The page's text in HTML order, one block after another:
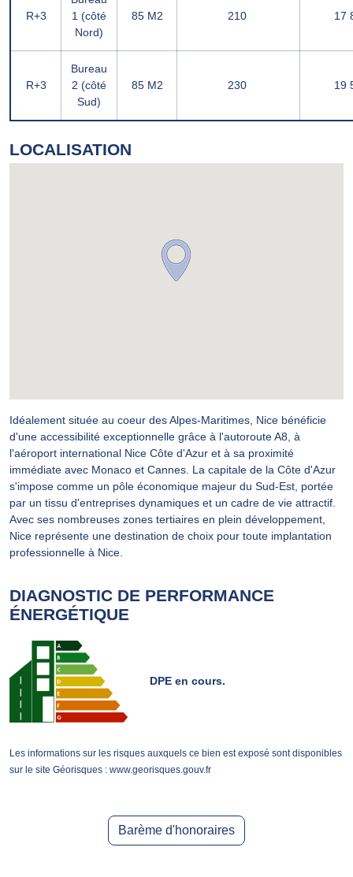
R+3
1 (côté
Nord)
85 M2 210  17
R+3
Bureau
2 (côté
Sud)
85 M2 230  19
LOCALISATION
Idéalement située au coeur des Alpes-Maritimes, Nice bénéficie
d'une accessibilité exceptionnelle grâce à l'autoroute A8, à
l'aéroport international Nice Côte d'Azur et à sa proximité
immédiate avec Monaco et Cannes. La capitale de la Côte d'Azur
s'impose comme un pôle économique majeur du Sud-Est, portée
par un tissu d'entreprises dynamiques et un cadre de vie attractif.
Avec ses nombreuses zones tertiaires en plein développement,
Nice représente une destination de choix pour toute implantation
professionnelle à Nice.
DIAGNOSTIC DE PERFORMANCE
ÉNERGÉTIQUE
DPE en cours.
Les informations sur les risques auxquels ce bien est exposé sont disponibles
sur le site Géorisques : www.georisques.gouv.fr
Barème d'honoraires